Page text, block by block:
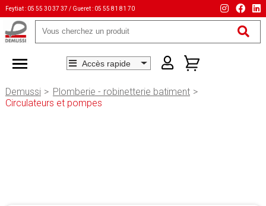
Feytiat : 05 55 30 37 37 / Gueret : 05 55 81 81 70
Mots-
clés
Demussi
Plomberie - robinetterie batiment
Circulateurs et pompes